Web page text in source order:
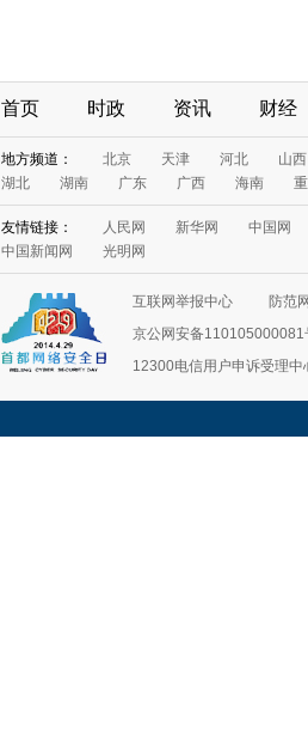
首页 时政 资讯 财经
地方频道： 北京 天津 河北
山西
湖北
湖南 广东 广西 海南
友情链接： 人民网 新华网
中国网
中国新闻网
光明网
互联网举报中心
防范
京公网安备110105000081
12300电信用户申诉受理中